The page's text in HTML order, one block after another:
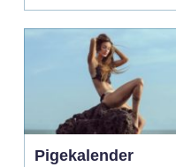
Pigekalender